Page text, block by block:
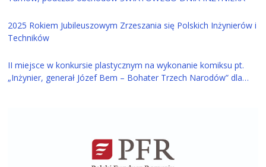
2025 Rokiem Jubileuszowym Zrzeszania się Polskich Inżynierów i
Techników
II miejsce w konkursie plastycznym na wykonanie komiksu pt.
„Inżynier, generał Józef Bem – Bohater Trzech Narodów” dla